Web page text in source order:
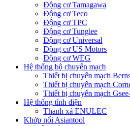
Động cơ Tamagawa
Động cơ Teco
Động cơ TPC
Động cơ Tunglee
Động cơ Universal
Động cơ US Motors
Động cơ WEG
Hệ thống bộ chuyển mạch
Thiết bị chuyển mạch
Thiết bị chuyển mạch
Thiết bị chuyển mạch
Hệ thống tĩnh điện
Thanh xả ENULEC
Khớp nối Asiantool